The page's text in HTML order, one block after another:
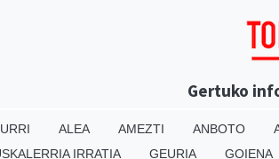
Gertuko
ALEA AMEZTI ANBOTO
IRRATIA GEURIA GOIENA